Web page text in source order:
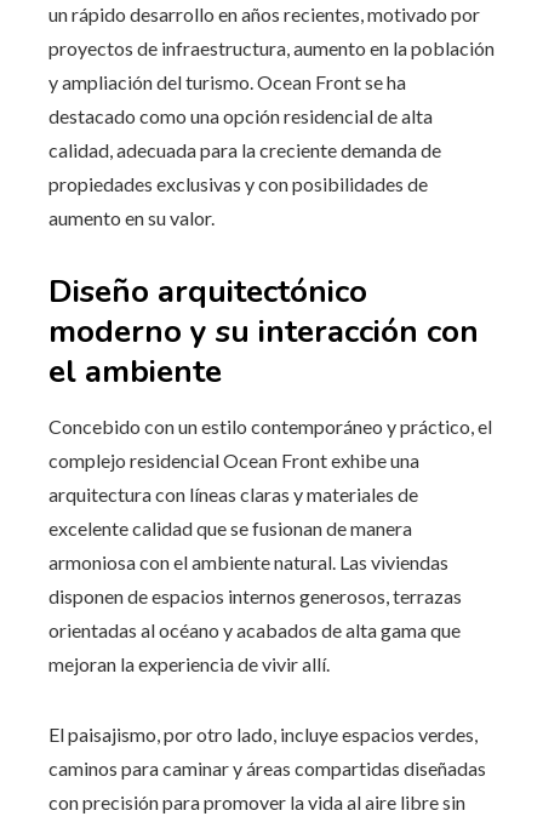
un rápido desarrollo en años recientes, motivado por
proyectos de infraestructura, aumento en la población
y ampliación del turismo. Ocean Front se ha
destacado como una opción residencial de alta
calidad, adecuada para la creciente demanda de
propiedades exclusivas y con posibilidades de
aumento en su valor.
Diseño arquitectónico
moderno y su interacción con
el ambiente
Concebido con un estilo contemporáneo y práctico, el
complejo residencial Ocean Front exhibe una
arquitectura con líneas claras y materiales de
excelente calidad que se fusionan de manera
armoniosa con el ambiente natural. Las viviendas
disponen de espacios internos generosos, terrazas
orientadas al océano y acabados de alta gama que
mejoran la experiencia de vivir allí.
El paisajismo, por otro lado, incluye espacios verdes,
caminos para caminar y áreas compartidas diseñadas
con precisión para promover la vida al aire libre sin